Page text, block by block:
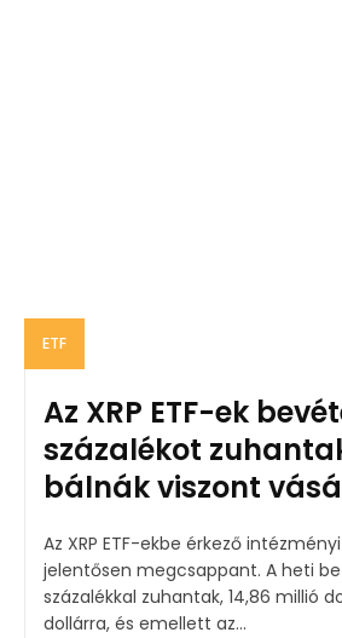
ETF
Az XRP ETF-ek
százalékot
bálnák viszont
Az XRP ETF-ekbe érkező
jelentősen megcsappant. A heti befizetések 93
százalékkal zuhantak, 14,86 millió
dollárra, és emellett az...